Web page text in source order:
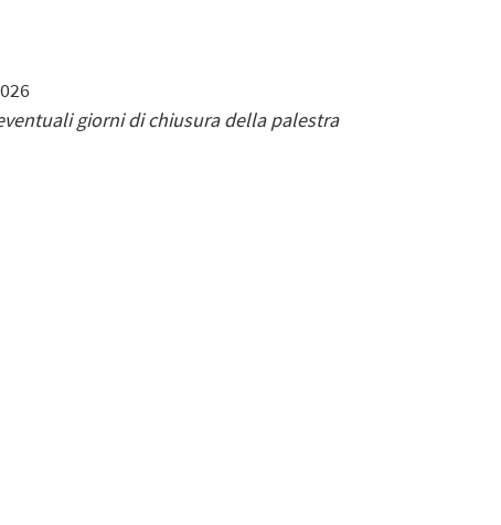
giorni di chiusura della palestra